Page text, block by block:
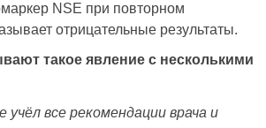
NSE при повторном
отрицательные результаты.
такое явление с несколькими
учёл все рекомендации врача и